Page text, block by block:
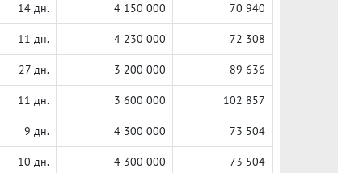
14 дн. 4 150 000 70 940
11 дн. 4 230 000 72 308
27 дн. 3 200 000 89 636
11 дн. 3 600 000 102 857
9 дн. 4 300 000 73 504
10 дн. 4 300 000 73 504